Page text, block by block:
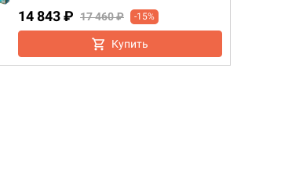
14 843 ₽ 17 460 ₽ -15%
Купить